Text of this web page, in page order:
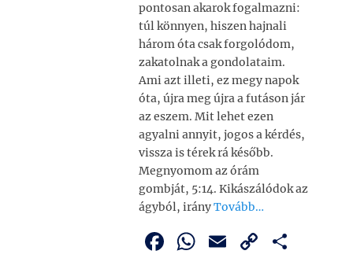
pontosan akarok fogalmazni:
túl könnyen, hiszen hajnali
három óta csak forgolódom,
zakatolnak a gondolataim.
Ami azt illeti, ez megy napok
óta, újra meg újra a futáson jár
az eszem. Mit lehet ezen
agyalni annyit, jogos a kérdés,
vissza is térek rá később.
Megnyomom az órám
gombját, 5:14. Kikászálódok az
ágyból, irányTovább…
F
W E
C